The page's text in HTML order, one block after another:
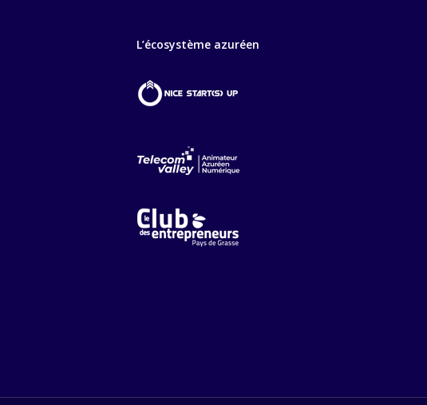
L’écosystème azuréen